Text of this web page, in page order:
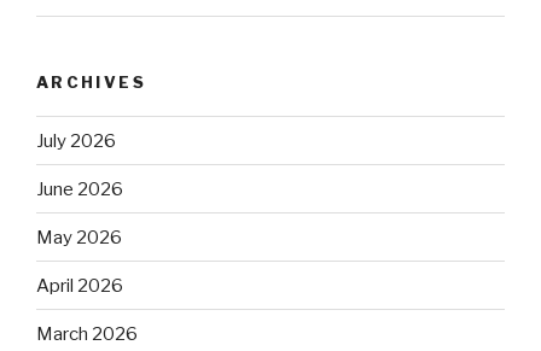
ARCHIVES
July 2026
June 2026
May 2026
April 2026
March 2026